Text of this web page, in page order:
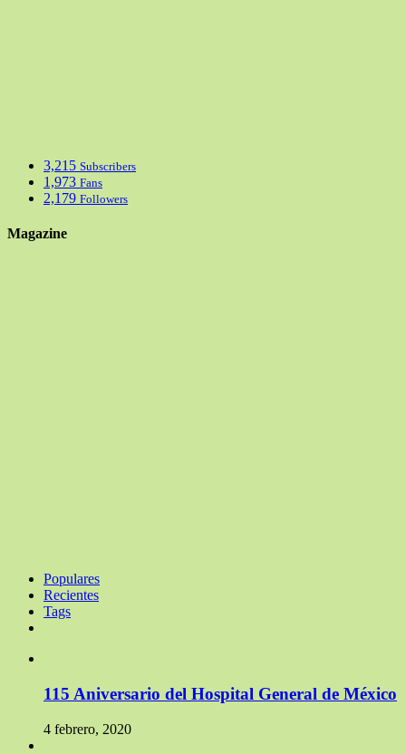
3,215 Subscribers
1,973 Fans
2,179 Followers
Magazine
Populares
Recientes
Tags
115 Aniversario del Hospital General de México
4 febrero, 2020